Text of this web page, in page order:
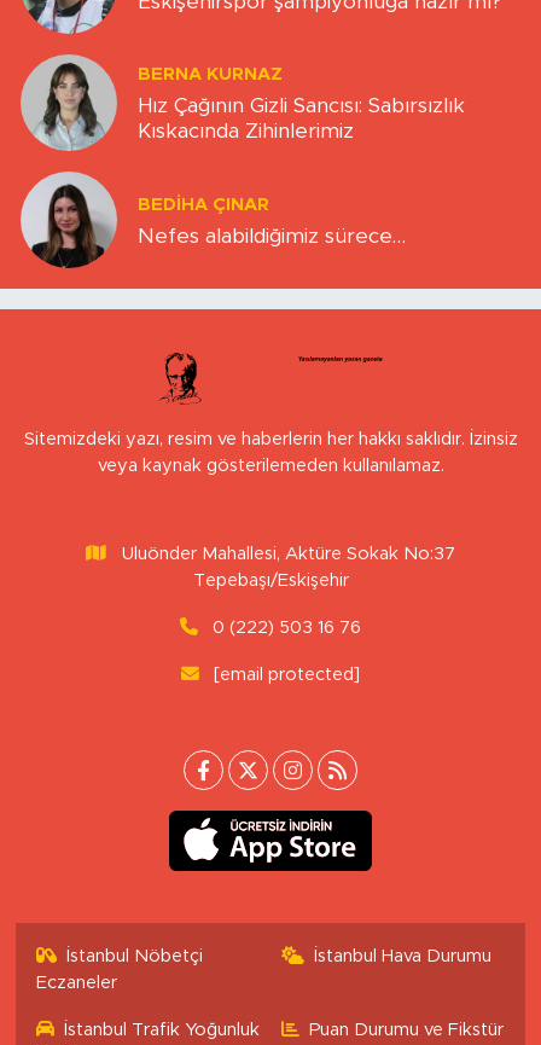
BERNA KURNAZ
Hız Çağının Gizli Sancısı: Sabırsızlık
Kıskacında Zihinlerimiz
BEDIHA ÇINAR
Nefes alabildiğimiz sürece…
Sitemizdeki yazı, resim ve haberlerin her hakkı saklıdır. İzinsiz
veya kaynak gösterilemeden kullanılamaz.
Uluönder Mahallesi, Aktüre Sokak No:37
Tepebaşı/Eskişehir
0 (222) 503 16 76
[email protected]
İstanbul Nöbetçi
Eczaneler
İstanbul Hava Durumu
İstanbul Trafik Yoğunluk
Puan Durumu ve Fikstür